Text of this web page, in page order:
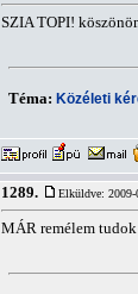
SZIA TOPI!
Téma: Közéleti
1289. Elküldve:
MÁR remélem tudok